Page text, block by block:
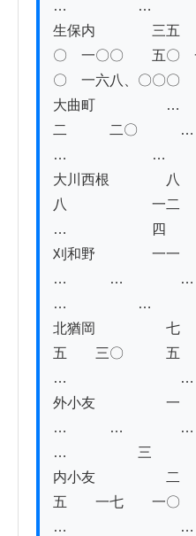
…　　　　　…　　
生保内　　　　三五
〇　一〇〇　　五〇
〇　一六八、〇〇〇
大曲町　　　　　
二　　　二〇
…　　　　　　…　
大川西根　　　　八
八　　　　　
…　　　　　　四　　
刈和野　　　　一
…　　　…　
…　　　　　…　　
北猶岡　　　　　七
五　　三〇　　
…　　　　　　　　…
外小友　　　　　
…　　　…　
…　　　　　三　　
内小友　　　　　
五　　一七　　
…　　　　　　　　…